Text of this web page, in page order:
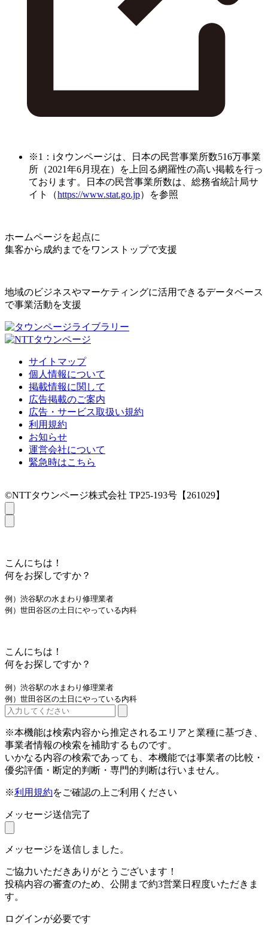
※1：iタウンページは、日本の民営事業所数516万事業
所（2021年6月現在）を上回る網羅性の高い掲載を行っ
ております。日本の民営事業所数は、総務省統計局サ
イト（https://www.stat.go.jp）を参照
ホームページを起点に
集客から成約までをワンストップで支援
地域のビジネスやマーケティングに活用できるデータベース
で事業活動を支援
サイトマップ
個人情報について
掲載情報に関して
広告掲載のご案内
広告・サービス取扱い規約
利用規約
お知らせ
運営会社について
緊急時はこちら
©NTTタウンページ株式会社 TP25-193号【261029】
こんにちは！
何をお探しですか？
例）渋谷駅の水まわり修理業者
例）世田谷区の土日にやっている内科
こんにちは！
何をお探しですか？
例）渋谷駅の水まわり修理業者
例）世田谷区の土日にやっている内科
※本機能は検索内容から推定されるエリアと業種に基づき、
事業者情報の検索を補助するものです。
いかなる内容の検索であっても、本機能では事業者の比較・
優劣評価・断定的判断・専門的判断は行いません。
※利用規約をご確認の上ご利用ください
メッセージ送信完了
メッセージを送信しました。
ご協力いただきありがとうございます！
投稿内容の審査のため、公開まで約3営業日程度いただきま
す。
ログインが必要です